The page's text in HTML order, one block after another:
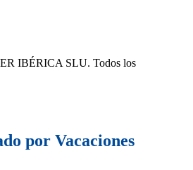
IBÉRICA SLU. Todos los
por Vacaciones